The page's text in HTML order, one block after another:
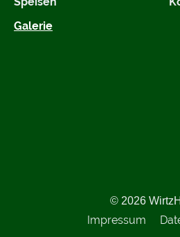
Galerie
© 2026
Impressum